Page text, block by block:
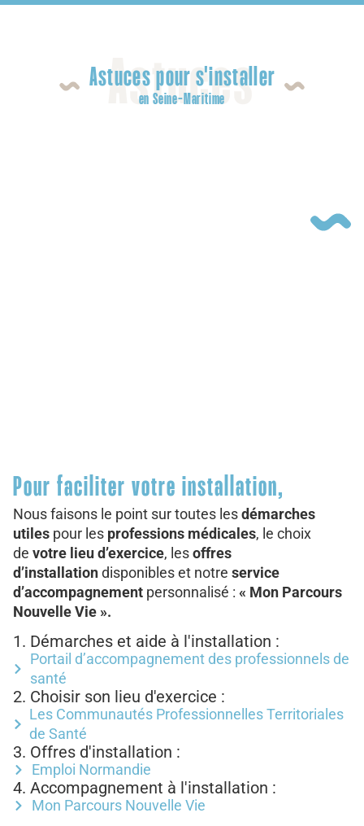
Astuces pour s'installer
en Seine-Maritime
Astuces
Pour faciliter votre installation,
Nous faisons le point sur toutes lesdémarches
utiles pour les professions médicales, le choix
de votre lieu d’exercice, lesoffres
d’installationdisponibles et notre service
d’accompagnement personnalisé : « Mon Parcours
Nouvelle Vie ».
1. Démarches et aide à l'installation :
Portail d’accompagnement des professionnels de
santé
2. Choisir son lieu d'exercice :
Les Communautés Professionnelles Territoriales
de Santé
3. Offres d'installation :
Emploi Normandie
4. Accompagnement à l'installation :
Mon Parcours Nouvelle Vie